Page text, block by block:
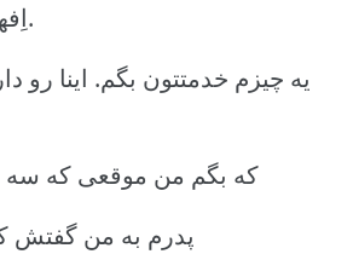
اِفهی بروسلی داشتم.
یه چیزم خدمتتون بگم. اینا رو
که بگم من موقعی که سه
پدرم به من گفتش